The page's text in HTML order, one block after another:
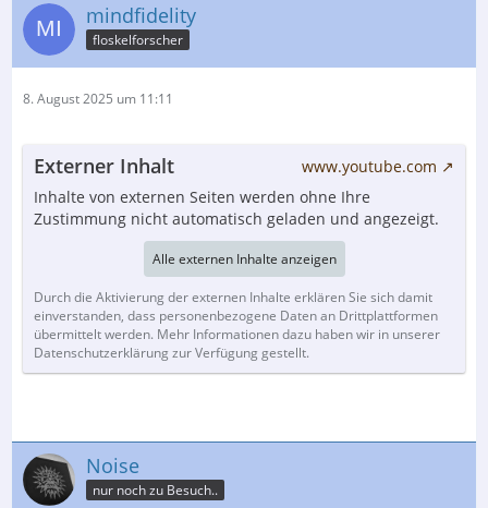
mindfidelity
floskelforscher
8. August 2025 um 11:11
Externer Inhalt
www.youtube.com
Inhalte von externen Seiten werden ohne Ihre
Zustimmung nicht automatisch geladen und angezeigt.
Alle externen Inhalte anzeigen
Durch die Aktivierung der externen Inhalte erklären Sie sich damit
einverstanden, dass personenbezogene Daten an Drittplattformen
übermittelt werden. Mehr Informationen dazu haben wir in unserer
Datenschutzerklärung zur Verfügung gestellt.
Noise
nur noch zu Besuch..